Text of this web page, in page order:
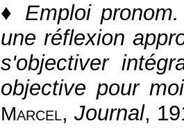
♦ Emploi
une réflexion
s'objectiver
objective pour
Marcel, Journal,